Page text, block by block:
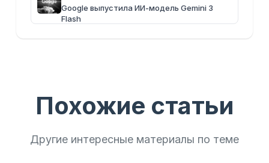
Google выпустила ИИ-модель Gemini 3
Flash
Похожие статьи
Другие интересные материалы по теме